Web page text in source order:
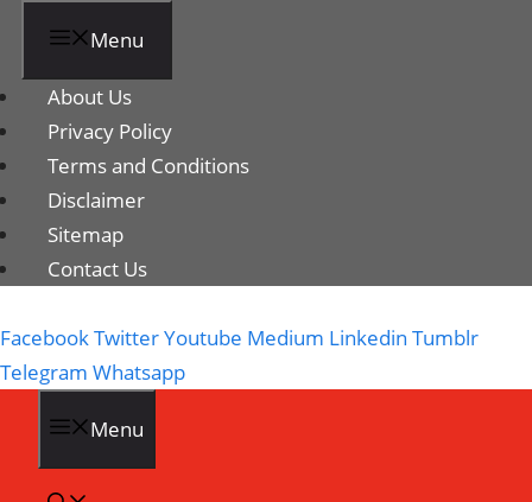
Menu
About Us
Privacy Policy
Terms and Conditions
Disclaimer
Sitemap
Contact Us
FacebookTwitterYoutube Medium Linkedin Tumblr
Telegram Whatsapp
Menu